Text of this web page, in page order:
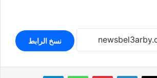
نسخ الرابط
لينكدإن بينتيريستواتساب تيلقرام